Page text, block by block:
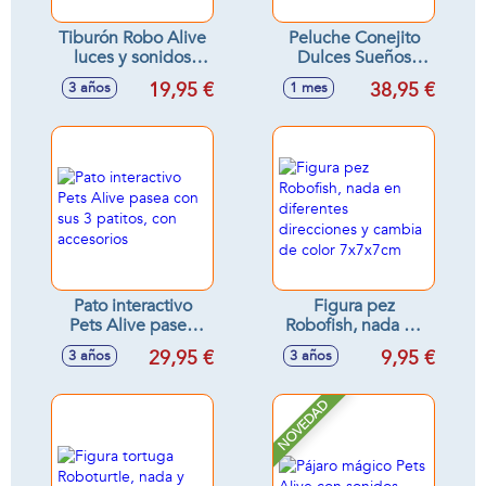
Tiburón Robo Alive
luces y sonidos
movimientos reales
nada en el agua 40
3 años 19,95 €
Peluche Conejito
Dulces Sueños
Fisher-Price. Ayuda
a relajar y calmar al
1 mes 38,95 €
Pato interactivo
Pets Alive pasea
con sus 3 patitos,
con accesorios
3 años 29,95 €
Figura pez
Robofish, nada en
diferentes
direcciones y
7x7x7cm
3 años 9,95 €
NOVEDAD